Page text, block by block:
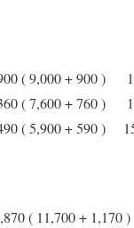
( 9,000 + 900 )
( 7,600 + 760 ) 1
( 5,900 + 590 )
( 11,700 +